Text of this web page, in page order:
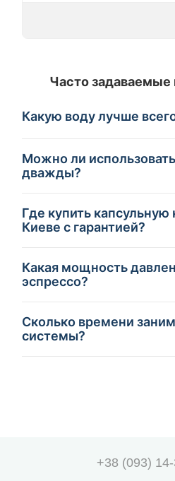
Часто задаваемые
Какую воду лучше
Можно ли
дважды?
Где купить капсульную
Киеве с гарантией?
Какая мощность
эспрессо?
Сколько времени
системы?
+38 (093)